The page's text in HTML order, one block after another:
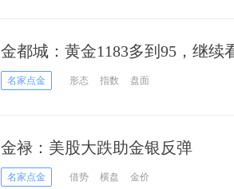
金都城：黄金1183多到95，继续
名家点金 形态 指数 盘面
金禄：美股大跌助金银反弹
名家点金 借势 横盘 金价